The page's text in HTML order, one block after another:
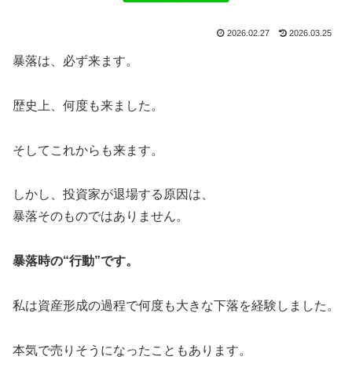
2026.02.27 2026.03.25
暴落は、必ず来ます。
歴史上、何度も来ました。
そしてこれからも来ます。
しかし、投資家が退場する原因は、
暴落そのものではありません。
暴落時の“行動”です。
私は資産形成の過程で何度も大きな下落を経験しました。
本気で売りそうになったこともあります。